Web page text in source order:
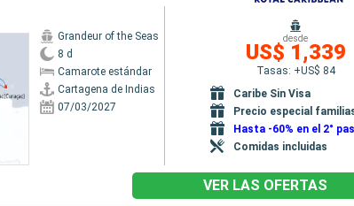
Grandeur of the Seas
8 d
Camarote estándar
Cartagena de Indias
07/03/2027
desde
US$ 1,339
Tasas: +US$ 84
Caribe Sin Visa
Precio especial
Hasta -60% en el 2°
Comidas incluidas
VER LAS OFERTAS